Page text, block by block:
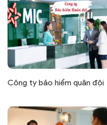
Công ty bảo hiểm quân đội